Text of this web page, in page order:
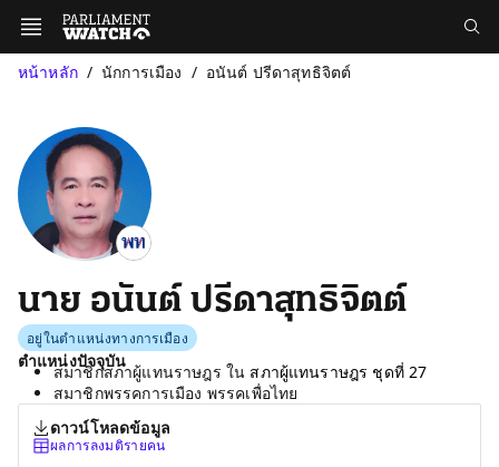
หน้าหลัก นักการเมือง อนันต์ ปรีดาสุทธิจิตต์
นาย อนันต์ ปรีดาสุทธิจิตต์
อยู่ในตำแหน่งทางการเมือง
ตำแหน่งปัจจุบัน
สมาชิกสภาผู้แทนราษฎร ใน สภาผู้แทนราษฎร ชุดที่ 27
สมาชิกพรรคการเมือง พรรคเพื่อไทย
ดาวน์โหลดข้อมูล
ผลการลงมติรายคน